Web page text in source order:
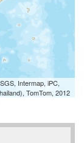
Intermap, iPC,
TomTom, 2012